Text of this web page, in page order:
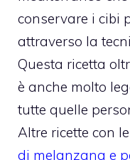
conservare i cibi
attraverso la
Questa ricetta
è anche molto
tutte quelle
Altre ricette con
di melanzana e